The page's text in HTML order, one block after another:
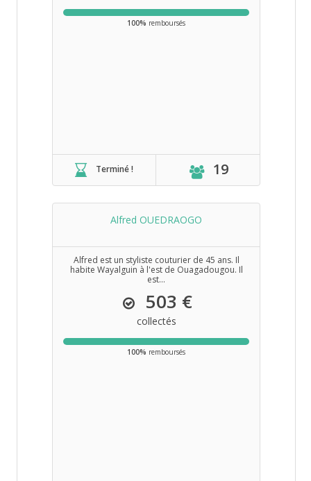
100% remboursés
Terminé ! 19
Alfred OUEDRAOGO
Alfred est un styliste couturier de 45 ans. Il
habite Wayalguin à l'est de Ouagadougou. Il
est...
503 €
collectés
100% remboursés